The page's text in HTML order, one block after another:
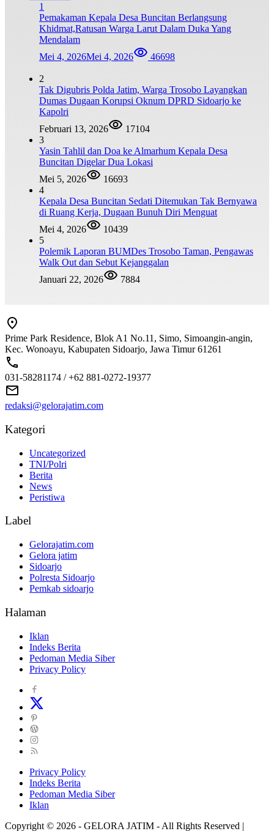
1
Pemakaman Kepala Desa Buncitan Berlangsung
Khidmat,Ratusan Warga Larut Dalam Duka Yang
Mendalam
Mei 4, 2026Mei 4, 2026 46698
2
Tak Digubris Polda Jatim, Warga Trosobo Layangkan
Dumas Dugaan Korupsi Oknum DPRD Sidoarjo ke
Kapolri
Februari 13, 2026
17104
3
Yasin Tahlil dan Doa ke Almarhum Kepala Desa
Buncitan Digelar Dua Lokasi
Mei 5, 2026
16693
4
Kepala Desa Buncitan Sedati Ditemukan Tak Bernyawa
di Ruang Kerja, Dugaan Bunuh Diri Menguat
Mei 4, 2026
10439
5
Polemik Laporan BUMDes Trosobo Taman, Pengawas
Walk Out dan Sebut Kejanggalan
Januari 22, 2026
7884
Prime Park Residence, Blok A1 No.11, Simo, Simoangin-angin,
Kec. Wonoayu, Kabupaten Sidoarjo, Jawa Timur 61261
031-58281174 / +62 881-0272-19377
redaksi@gelorajatim.com
Kategori
Uncategorized
TNI/Polri
Berita
News
Peristiwa
Label
Gelorajatim.com
Gelora jatim
Sidoarjo
Polresta Sidoarjo
Pemkab sidoarjo
Halaman
Iklan
Indeks Berita
Pedoman Media Siber
Privacy Policy
Privacy Policy
Indeks Berita
Pedoman Media Siber
Iklan
Copyright © 2026 - GELORA JATIM - All Rights Reserved |